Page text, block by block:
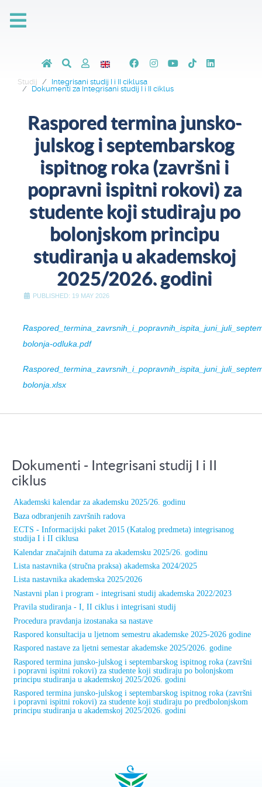
Studij
Integrisani studij I i II ciklusa
Dokumenti za Integrisani studij I i II ciklus
Raspored termina junsko-
julskog i septembarskog
ispitnog roka (završni i
popravni ispitni rokovi) za
studente koji studiraju po
bolonjskom principu
studiranja u akademskoj
2025/2026. godini
PUBLISHED: 19 MAY 2026
bolonja-odluka.pdf
bolonja.xlsx
Dokumenti - Integrisani studij I i II
ciklus
Akademski kalendar za akademsku 2025/26. godinu
Baza odbranjenih završnih radova
ECTS - Informacijski paket 2015 (Katalog predmeta) integrisanog
studija I i II ciklusa
Kalendar značajnih datuma za akademsku 2025/26. godinu
Lista nastavnika (stručna praksa) akademska 2024/2025
Lista nastavnika akademska 2025/2026
Nastavni plan i program - integrisani studij akademska 2022/2023
Pravila studiranja - I, II ciklus i integrisani studij
Procedura pravdanja izostanaka sa nastave
Raspored konsultacija u ljetnom semestru akademske 2025-2026 godine
Raspored nastave za ljetni semestar akademske 2025/2026. godine
Raspored termina junsko-julskog i septembarskog ispitnog roka (završni
i popravni ispitni rokovi) za studente koji studiraju po bolonjskom
principu studiranja u akademskoj 2025/2026. godini
Raspored termina junsko-julskog i septembarskog ispitnog roka (završni
i popravni ispitni rokovi) za studente koji studiraju po predbolonjskom
principu studiranja u akademskoj 2025/2026. godini